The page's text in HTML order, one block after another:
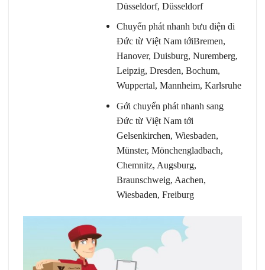
Düsseldorf, Düsseldorf
Chuyển phát nhanh bưu điện đi
Đức từ Việt Nam tớiBremen,
Hanover, Duisburg, Nuremberg,
Leipzig, Dresden, Bochum,
Wuppertal, Mannheim, Karlsruhe
Gới chuyển phát nhanh sang
Đức từ Việt Nam tới
Gelsenkirchen, Wiesbaden,
Münster, Mönchengladbach,
Chemnitz, Augsburg,
Braunschweig, Aachen,
Wiesbaden, Freiburg